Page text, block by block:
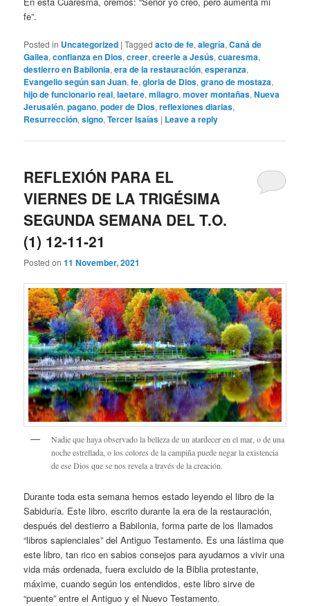
fe”.
Posted in Uncategorized |Tagged acto de fe,alegría,Caná de
Gailea,confianza en Dios,creer,creerle a Jesús,cuaresma,
destierro en Babilonia,era de la restauración,esperanza,
Evangelio según san Juan,fe,gloria de Dios,grano de mostaza,
hijo de funcionario real,laetare,milagro,mover montañas,Nueva
Jerusalén,pagano,poder de Dios,reflexiones diarias,
Resurrección,signo,Tercer Isaías | Leave a reply
REFLEXIÓN PARA EL
VIERNES DE LA TRIGÉSIMA
SEGUNDA SEMANA DEL T.O.
(1) 12-11-21
Posted on11 November, 2021
Nadie que haya observado la belleza de un atardecer en el mar, o de una
noche estrellada, o los colores de la campiña puede negar la existencia
de ese Dios que se nos revela a través de la creación.
Durante toda esta semana hemos estado leyendo el libro de la
Sabiduría. Este libro, escrito durante la era de la restauración,
después del destierro a Babilonia, forma parte de los llamados
“libros sapienciales” del Antiguo Testamento. Es una lástima que
este libro, tan rico en sabios consejos para ayudarnos a vivir una
vida más ordenada, fuera excluido de la Biblia protestante,
máxime, cuando según los entendidos, este libro sirve de
“puente” entre el Antiguo y el Nuevo Testamento.